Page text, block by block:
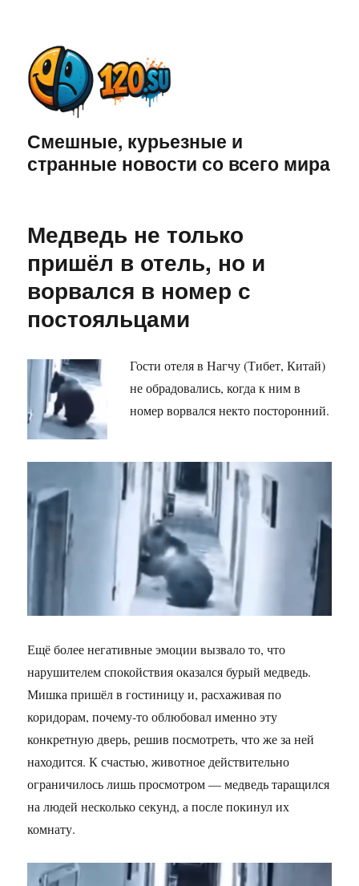
Смешные, курьезные и
странные новости со всего мира
Медведь не только
пришёл в отель, но и
ворвался в номер с
постояльцами
Гости отеля в Нагчу (Тибет, Китай)
не обрадовались, когда к ним в
номер ворвался некто посторонний.
Ещё более негативные эмоции вызвало то, что
нарушителем спокойствия оказался бурый медведь.
Мишка пришёл в гостиницу и, расхаживая по
коридорам, почему-то облюбовал именно эту
конкретную дверь, решив посмотреть, что же за ней
находится. К счастью, животное действительно
ограничилось лишь просмотром — медведь таращился
на людей несколько секунд, а после покинул их
комнату.